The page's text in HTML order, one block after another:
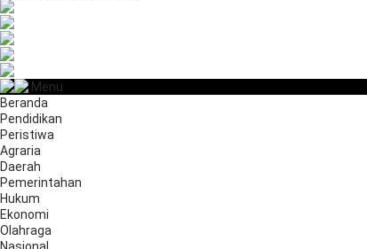
Menu
Beranda
Pendidikan
Peristiwa
Agraria
Daerah
Pemerintahan
Hukum
Ekonomi
Olahraga